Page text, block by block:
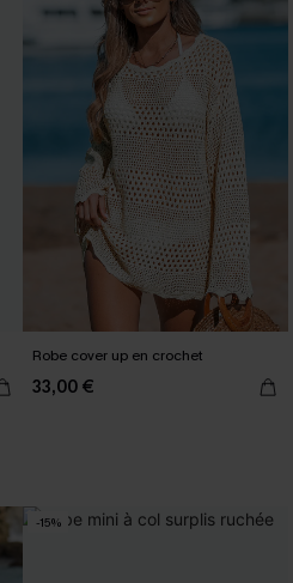
Robe cover up en crochet
33,00 €
-15%